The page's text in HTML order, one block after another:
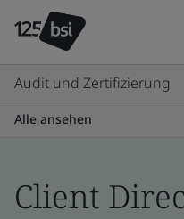
Audit und Zertifizierung
Alle ansehen
Client